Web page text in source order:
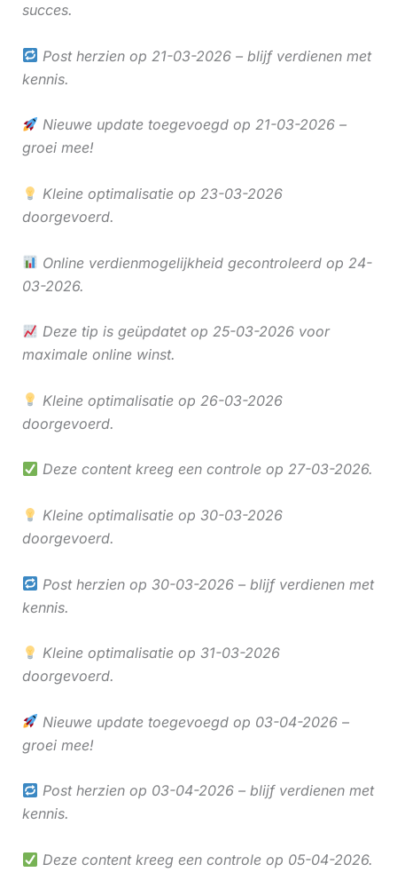
succes.
Post herzien op 21-03-2026 – blijf verdienen met
kennis.
Nieuwe update toegevoegd op 21-03-2026 –
groei mee!
Kleine optimalisatie op 23-03-2026
doorgevoerd.
Online verdienmogelijkheid gecontroleerd op 24-
03-2026.
Deze tip is geüpdatet op 25-03-2026 voor
maximale online winst.
Kleine optimalisatie op 26-03-2026
doorgevoerd.
Deze content kreeg een controle op 27-03-2026.
Kleine optimalisatie op 30-03-2026
doorgevoerd.
Post herzien op 30-03-2026 – blijf verdienen met
kennis.
Kleine optimalisatie op 31-03-2026
doorgevoerd.
Nieuwe update toegevoegd op 03-04-2026 –
groei mee!
Post herzien op 03-04-2026 – blijf verdienen met
kennis.
Deze content kreeg een controle op 05-04-2026.